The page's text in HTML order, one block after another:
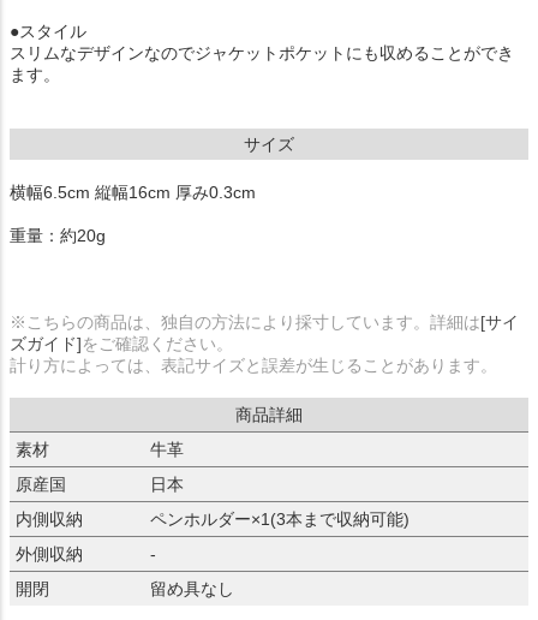
●スタイル
スリムなデザインなのでジャケットポケットにも収めることができ
ます。
サイズ
横幅6.5cm 縦幅16cm 厚み0.3cm
重量：約20g
※こちらの商品は、独自の方法により採寸しています。詳細は[サイ
ズガイド]をご確認ください。
計り方によっては、表記サイズと誤差が生じることがあります。
商品詳細
素材
牛革
原産国
日本
内側収納
ペンホルダー×1(3本まで収納可能)
外側収納
-
開閉
留め具なし